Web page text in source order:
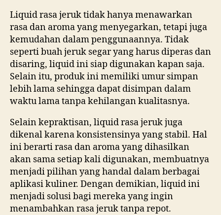
Liquid rasa jeruk tidak hanya menawarkan
rasa dan aroma yang menyegarkan, tetapi juga
kemudahan dalam penggunaannya. Tidak
seperti buah jeruk segar yang harus diperas dan
disaring, liquid ini siap digunakan kapan saja.
Selain itu, produk ini memiliki umur simpan
lebih lama sehingga dapat disimpan dalam
waktu lama tanpa kehilangan kualitasnya.
Selain kepraktisan, liquid rasa jeruk juga
dikenal karena konsistensinya yang stabil. Hal
ini berarti rasa dan aroma yang dihasilkan
akan sama setiap kali digunakan, membuatnya
menjadi pilihan yang handal dalam berbagai
aplikasi kuliner. Dengan demikian, liquid ini
menjadi solusi bagi mereka yang ingin
menambahkan rasa jeruk tanpa repot.